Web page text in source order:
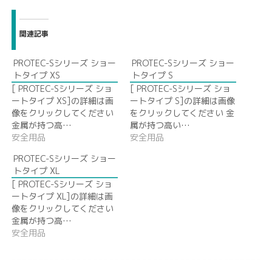
関連記事
PROTEC-Sシリーズ ショー
トタイプ XS
[ PROTEC-Sシリーズ ショ
ートタイプ XS]の詳細は画
像をクリックしてください
金属が持つ高…
安全用品
PROTEC-Sシリーズ ショー
トタイプ S
[ PROTEC-Sシリーズ ショ
ートタイプ S]の詳細は画像
をクリックしてください 金
属が持つ高い…
安全用品
PROTEC-Sシリーズ ショー
トタイプ XL
[ PROTEC-Sシリーズ ショ
ートタイプ XL]の詳細は画
像をクリックしてください
金属が持つ高…
安全用品